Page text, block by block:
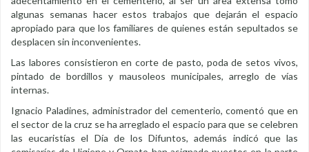
algunas semanas hacer estos trabajos que dejarán el espacio
apropiado para que los familiares de quienes están sepultados se
desplacen sin inconvenientes.
Las labores consistieron en corte de pasto, poda de setos vivos,
pintado de bordillos y mausoleos municipales, arreglo de vías
internas.
Ignacio Paladines, administrador del cementerio, comentó que en
el sector de la cruz se ha arreglado el espacio para que se celebren
las eucaristías el Día de los Difuntos, además indicó que las